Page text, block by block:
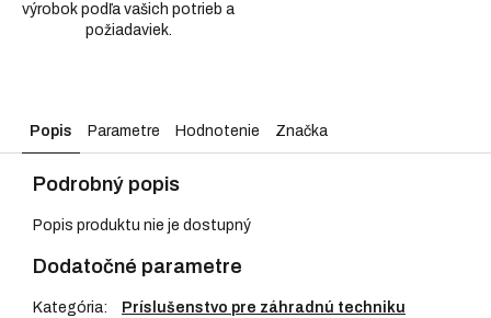
výrobok podľa vašich potrieb a
požiadaviek.
Popis Parametre Hodnotenie Značka
Podrobný popis
Popis produktu nie je dostupný
Dodatočné parametre
Kategória: Príslušenstvo pre záhradnú techniku